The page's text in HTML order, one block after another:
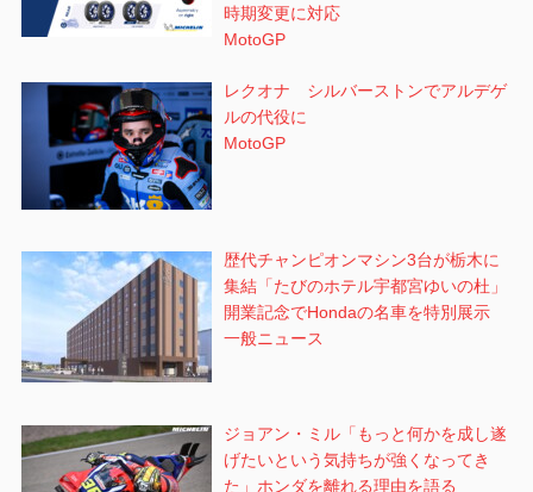
時期変更に対応
MotoGP
レクオナ シルバーストンでアルデゲ
ルの代役に
MotoGP
歴代チャンピオンマシン3台が栃木に
集結「たびのホテル宇都宮ゆいの杜」
開業記念でHondaの名車を特別展示
一般ニュース
ジョアン・ミル「もっと何かを成し遂
げたいという気持ちが強くなってき
た」ホンダを離れる理由を語る